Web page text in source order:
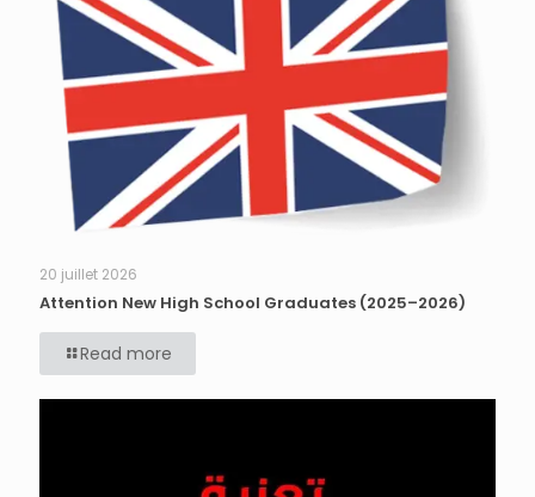
20 juillet 2026
Attention New High School Graduates (2025–2026)
Read more